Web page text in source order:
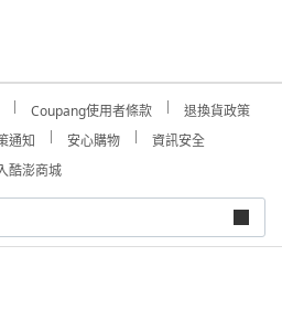
Coupang使用者條款
退換貨政策
通知 安心購物
資訊安全
酷澎商城